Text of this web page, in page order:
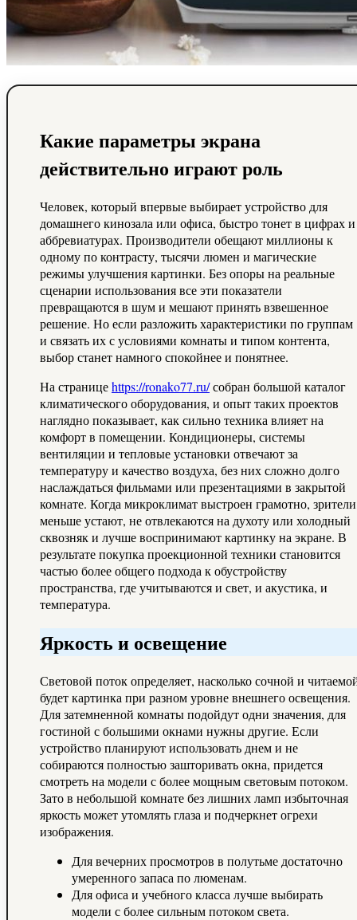
Какие параметры экрана
действительно играют роль
Человек, который впервые выбирает устройство для
домашнего кинозала или офиса, быстро тонет в цифрах и
аббревиатурах. Производители обещают миллионы к
одному по контрасту, тысячи люмен и магические
режимы улучшения картинки. Без опоры на реальные
сценарии использования все эти показатели
превращаются в шум и мешают принять взвешенное
решение. Но если разложить характеристики по группам
и связать их с условиями комнаты и типом контента,
выбор станет намного спокойнее и понятнее.
На страницеhttps://ronako77.ru/собран большой каталог
климатического оборудования, и опыт таких проектов
наглядно показывает, как сильно техника влияет на
комфорт в помещении. Кондиционеры, системы
вентиляции и тепловые установки отвечают за
температуру и качество воздуха, без них сложно долго
наслаждаться фильмами или презентациями в закрытой
комнате. Когда микроклимат выстроен грамотно, зрители
меньше устают, не отвлекаются на духоту или холодный
сквозняк и лучше воспринимают картинку на экране. В
результате покупка проекционной техники становится
частью более общего подхода к обустройству
пространства, где учитываются и свет, и акустика, и
температура.
Яркость и освещение
Световой поток определяет, насколько сочной и
будет картинка при разном уровне внешнего освещения.
Для затемненной комнаты подойдут одни значения, для
гостиной с большими окнами нужны другие. Если
устройство планируют использовать днем и не
собираются полностью зашторивать окна, придется
смотреть на модели с более мощным световым потоком.
Зато в небольшой комнате без лишних ламп избыточная
яркость может утомлять глаза и подчеркнет огрехи
изображения.
Для вечерних просмотров в полутьме достаточно
умеренного запаса по люменам.
Для офиса и учебного класса лучше выбирать
модели с более сильным потоком света.